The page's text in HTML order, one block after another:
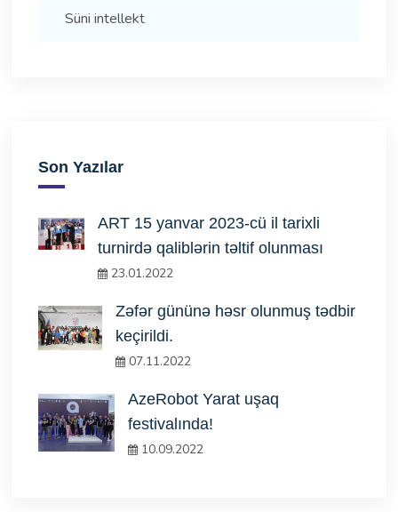
Süni intellekt
Son Yazılar
ART 15 yanvar 2023-cü il tarixli
turnirdə qaliblərin təltif olunması
23.01.2022
Zəfər gününə həsr olunmuş tədbir
keçirildi.
07.11.2022
AzeRobot Yarat uşaq
festivalında!
10.09.2022